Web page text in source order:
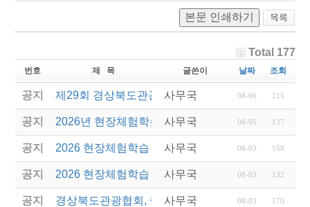
본문 인쇄하기
Total 177
번호 제 목 글쓴이 날짜 조회
공지 제29회 경상북도관광기념품공모전 결과발표
사무국 08-06 215
공지 2026년 현장체험학습 안전과정(신규.재강습) 교육
사무국 08-05 137
공지 2026 현장체험학습 안전과정 교육(신규. 재강습)
사무국 08-03 158
공지 2026 현장체험학습 안전과정(신규. 재강습) 교육 성
사무국 08-03 132
공지 경상북도관광협회, 중국 단동 해외여행상품 개발 팸
사무국 08-03 170